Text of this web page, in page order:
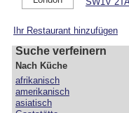
Ihr Restaurant hinzufügen
Suche verfeinern
Nach Küche
afrikanisch
amerikanisch
asiatisch